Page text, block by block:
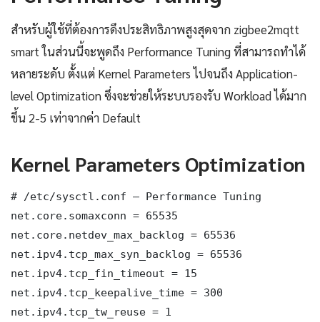
สำหรับผู้ใช้ที่ต้องการดึงประสิทธิภาพสูงสุดจาก zigbee2mqtt
smart ในส่วนนี้จะพูดถึง Performance Tuning ที่สามารถทำได้
หลายระดับ ตั้งแต่ Kernel Parameters ไปจนถึง Application-
level Optimization ซึ่งจะช่วยให้ระบบรองรับ Workload ได้มาก
ขึ้น 2-5 เท่าจากค่า Default
Kernel Parameters Optimization
# /etc/sysctl.conf — Performance Tuning
net.core.somaxconn = 65535
net.core.netdev_max_backlog = 65536
net.ipv4.tcp_max_syn_backlog = 65536
net.ipv4.tcp_fin_timeout = 15
net.ipv4.tcp_keepalive_time = 300
net.ipv4.tcp_tw_reuse = 1